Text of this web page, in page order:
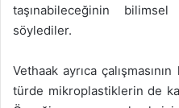
taşınabileceğinin
söylediler.
Vethaak ayrıca
türde mikroplastiklerin de